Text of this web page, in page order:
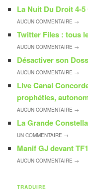
La Nuit Du Droit 4-
AUCUNCOMMENTAIRE →
Twitter Files : tous
AUCUNCOMMENTAIRE →
Désactiver son
AUCUNCOMMENTAIRE →
Live Canal
prophéties,
AUCUNCOMMENTAIRE →
La Grande
UNCOMMENTAIRE →
Manif GJ devant
AUCUNCOMMENTAIRE →
TRADUIRE